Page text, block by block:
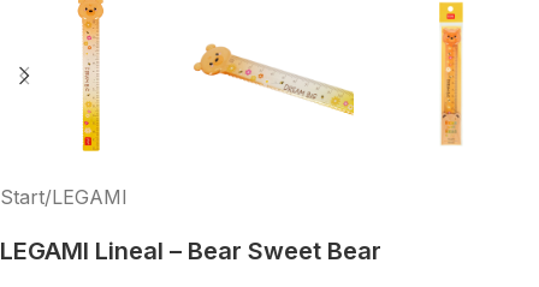
Start/LEGAMI
LEGAMI Lineal – Bear Sweet Bear